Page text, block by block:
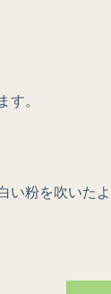
す。
い粉を吹いたよ